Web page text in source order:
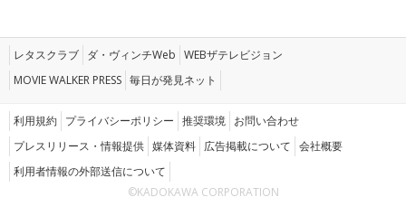
レタスクラブ ダ・ヴィンチWeb WEBザテレビジョン
MOVIE WALKER PRESS 毎日が発見ネット
利用規約 プライバシーポリシー 推奨環境 お問い合わせ
プレスリリース・情報提供 媒体資料 広告掲載について 会社概要
利用者情報の外部送信について
©KADOKAWA CORPORATION